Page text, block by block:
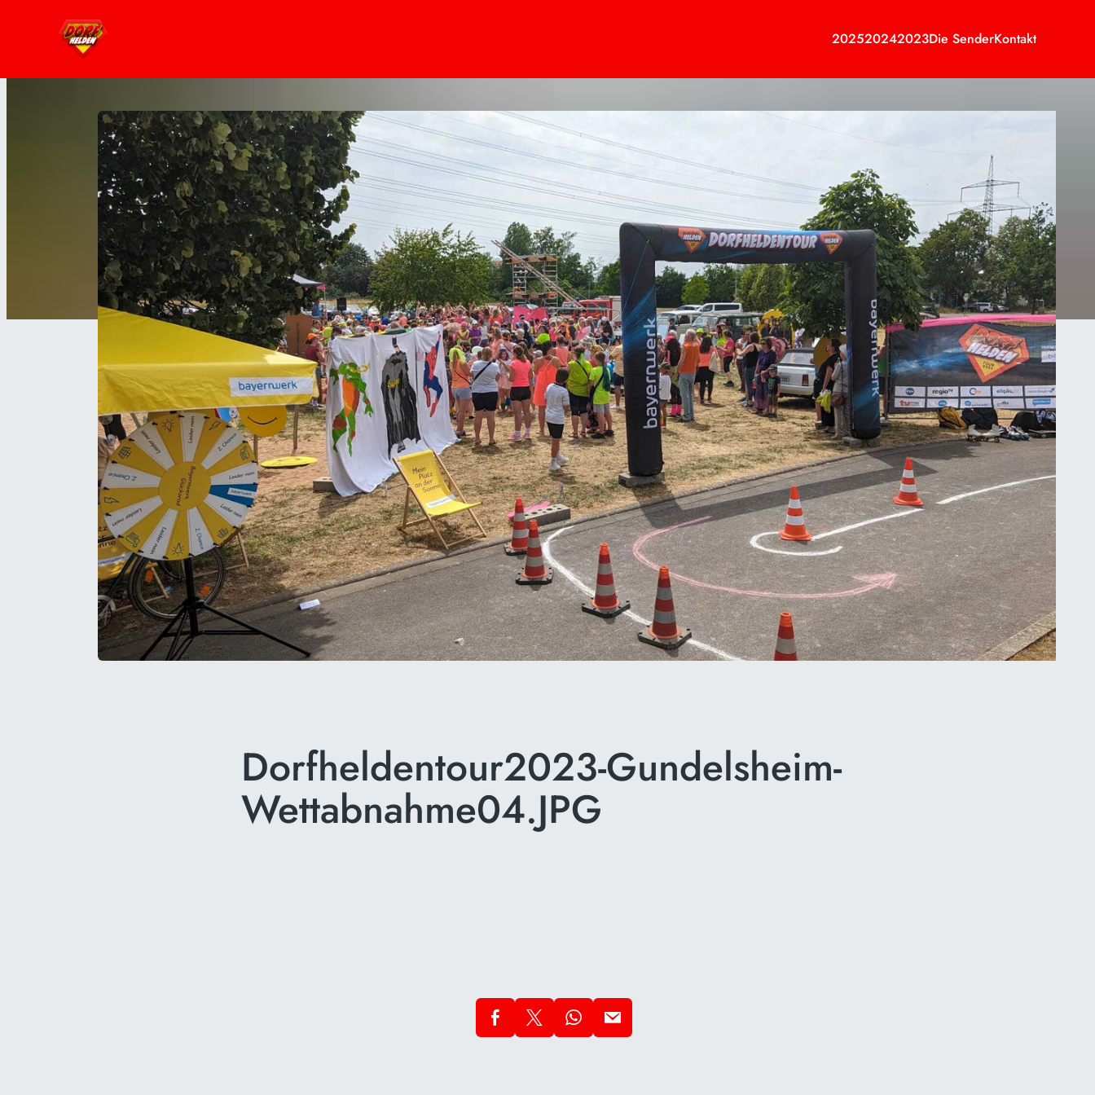
202520242023Die SenderKontakt
Dorfheldentour2023-Gundelsheim-
Wettabnahme04.JPG